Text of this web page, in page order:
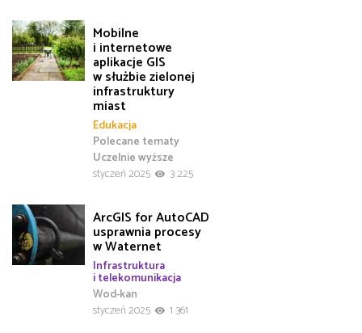
Mobilne
i internetowe
aplikacje GIS
w służbie zielonej
infrastruktury
miast
Edukacja
Polecane tematy
Uczelnie wyższe
styczeń 2025
3 225
ArcGIS for AutoCAD
usprawnia procesy
w Waternet
Infrastruktura
i telekomunikacja
Wod-kan
styczeń 2025
1 361